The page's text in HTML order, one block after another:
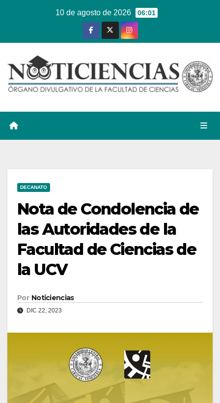
10 de agosto de 2026 06:01
DECANATO
Nota de Condolencia de
las Autoridades de la
Facultad de Ciencias de
la UCV
Por Noticiencias
DIC 22, 2023